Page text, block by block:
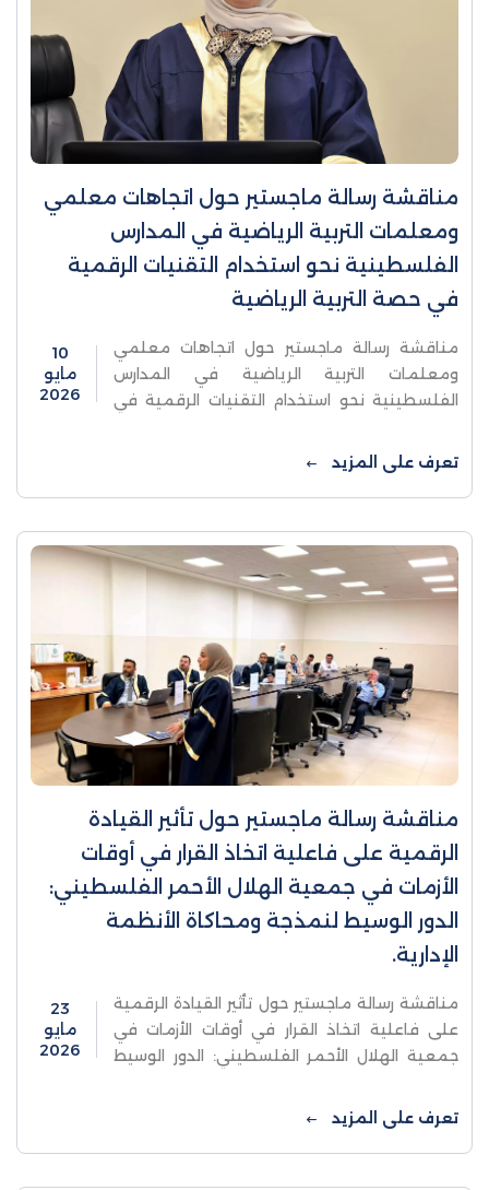
مناقشة رسالة ماجستير حول اتجاهات معلمي
ومعلمات التربية الرياضية في المدارس
الفلسطينية نحو استخدام التقنيات الرقمية
في حصة التربية الرياضية
مناقشة رسالة ماجستير حول اتجاهات معلمي
ومعلمات التربية الرياضية في المدارس
الفلسطينية نحو استخدام التقنيات الرقمية في
والبحث العلمي في جامعة الاستقلال يوم الأحد ...
10
مايو
2026
تعرف على المزيد
مناقشة رسالة ماجستير حول تأثير القيادة
الرقمية على فاعلية اتخاذ القرار في أوقات
الأزمات في جمعية الهلال الأحمر الفلسطيني:
الدور الوسيط لنمذجة ومحاكاة الأنظمة
الإدارية.
مناقشة رسالة ماجستير حول تأثير القيادة الرقمية
على فاعلية اتخاذ القرار في أوقات الأزمات في
جمعية الهلال الأحمر الفلسطيني: الدور الوسيط
الدراسات العليا والبحث العلمي ...
23
مايو
2026
تعرف على المزيد